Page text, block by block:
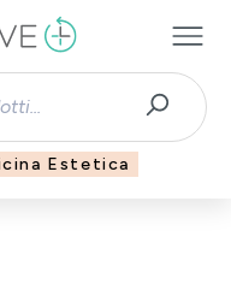
Estetica